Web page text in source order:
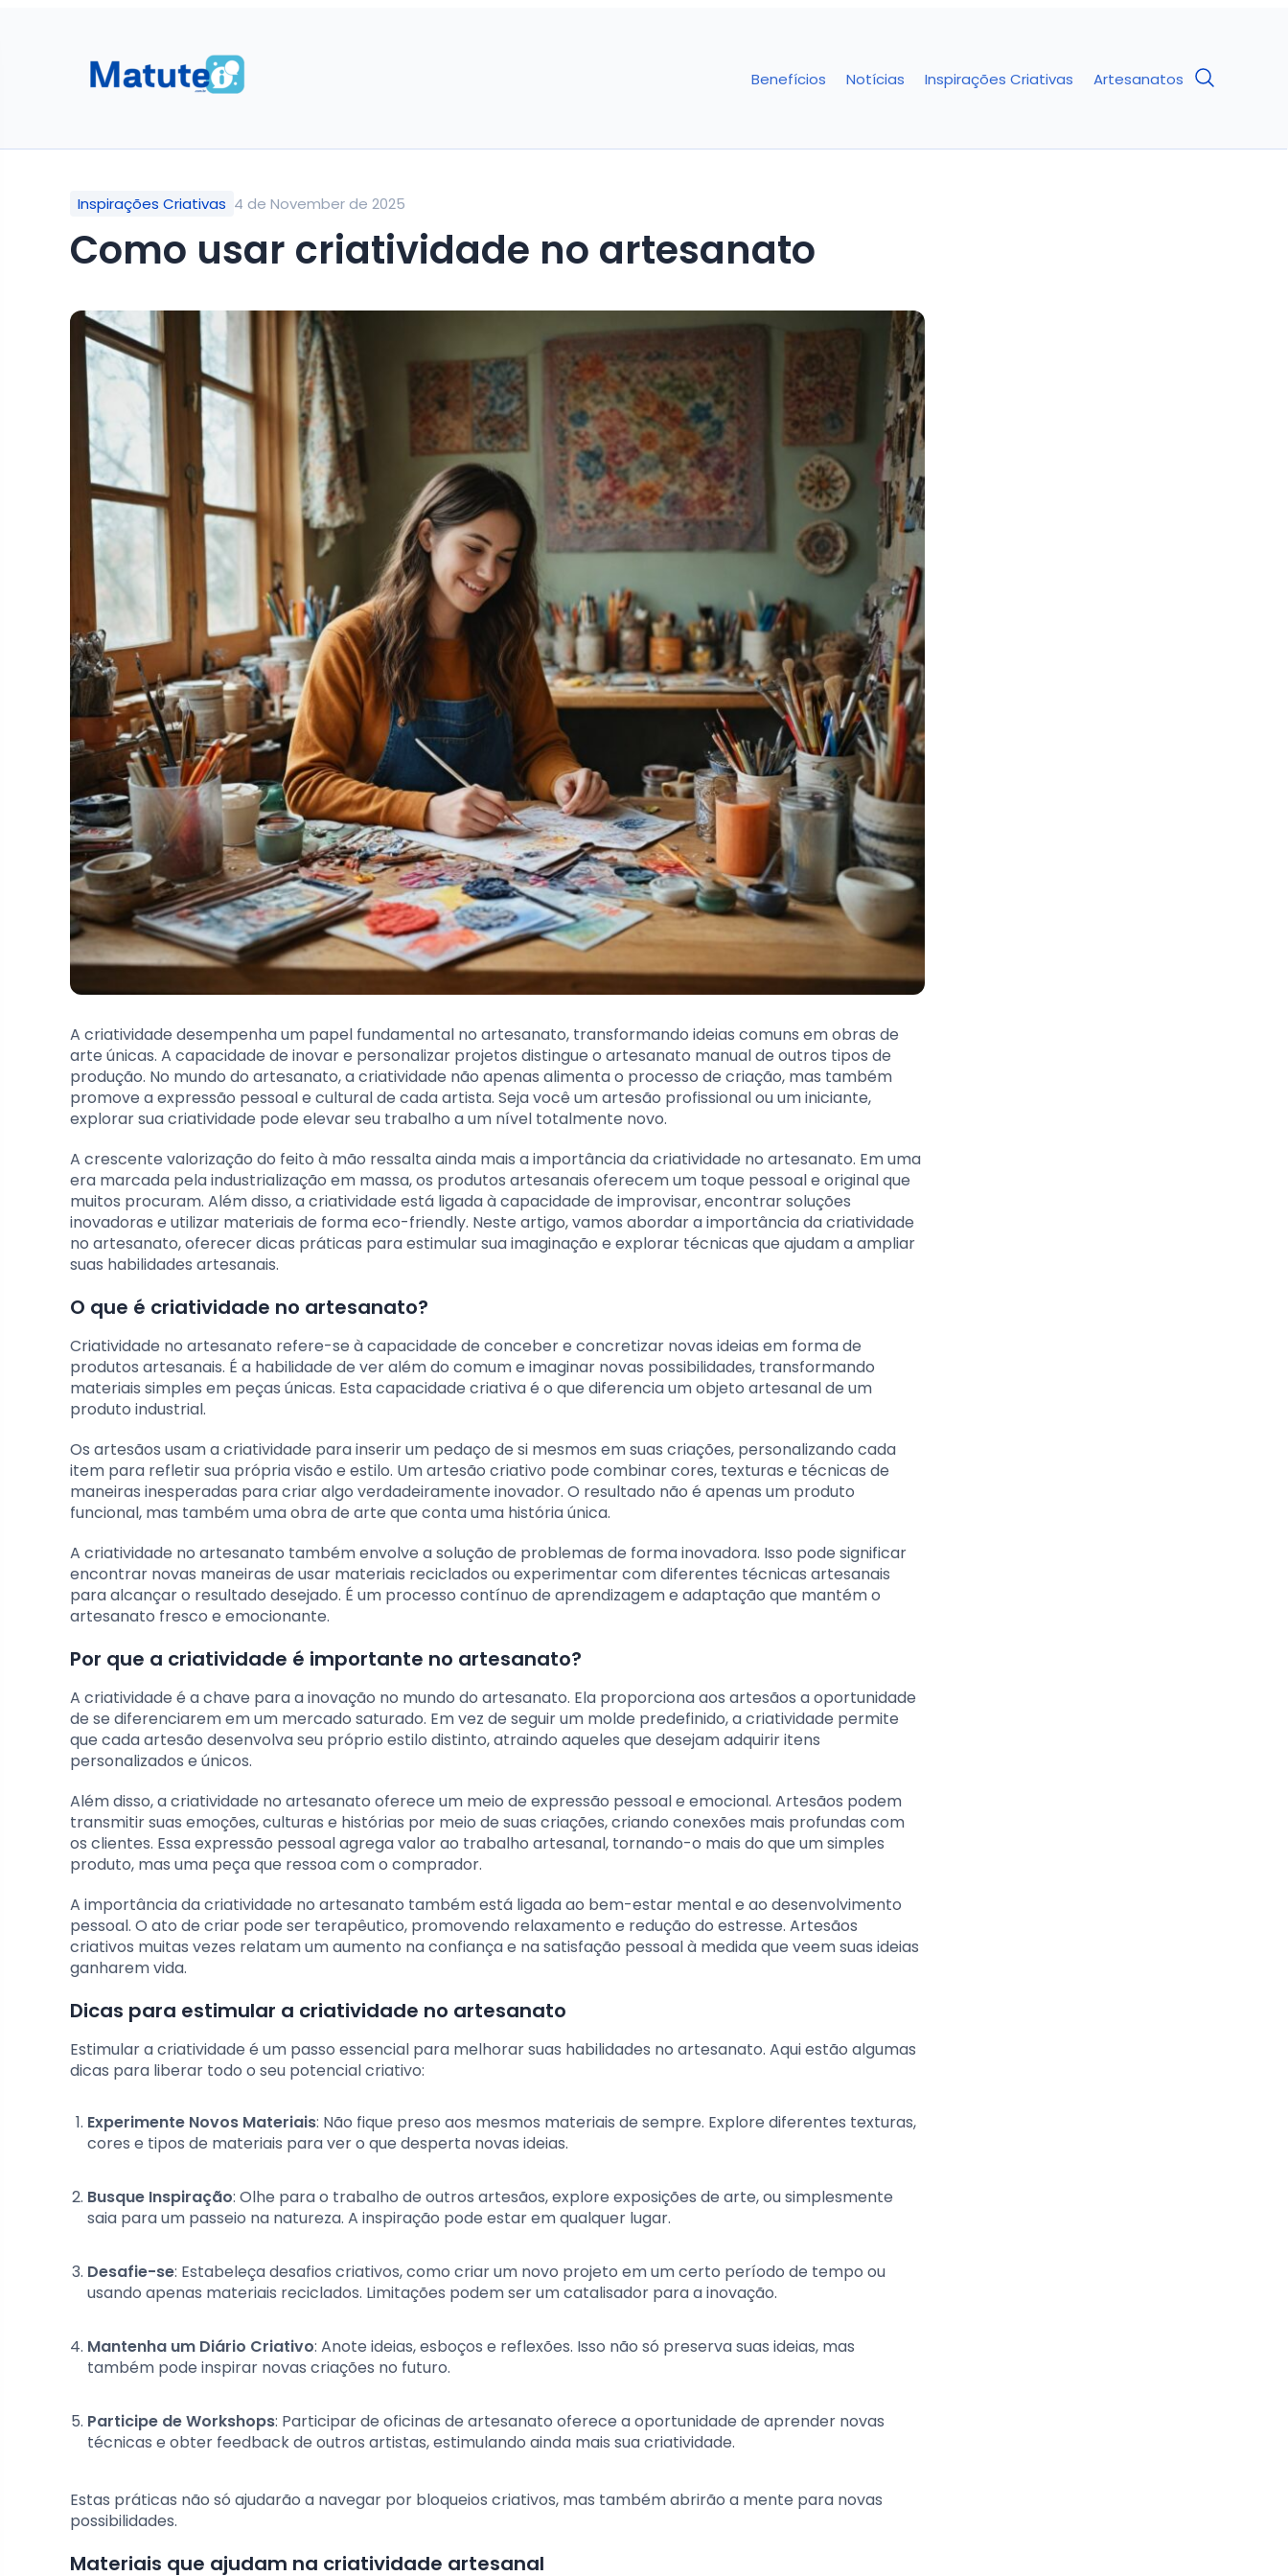
Benefícios Notícias Inspirações Criativas Artesanatos
Inspirações Criativas 4 de November de 2025
Como usar criatividade no artesanato
A criatividade desempenha um papel fundamental no artesanato, transformando ideias comuns em obras de
arte únicas. A capacidade de inovar e personalizar projetos distingue o artesanato manual de outros tipos de
produção. No mundo do artesanato, a criatividade não apenas alimenta o processo de criação, mas também
promove a expressão pessoal e cultural de cada artista. Seja você um artesão profissional ou um iniciante,
explorar sua criatividade pode elevar seu trabalho a um nível totalmente novo.
A crescente valorização do feito à mão ressalta ainda mais a importância da criatividade no artesanato. Em uma
era marcada pela industrialização em massa, os produtos artesanais oferecem um toque pessoal e original que
muitos procuram. Além disso, a criatividade está ligada à capacidade de improvisar, encontrar soluções
inovadoras e utilizar materiais de forma eco-friendly. Neste artigo, vamos abordar a importância da criatividade
no artesanato, oferecer dicas práticas para estimular sua imaginação e explorar técnicas que ajudam a ampliar
suas habilidades artesanais.
O que é criatividade no artesanato?
Criatividade no artesanato refere-se à capacidade de conceber e concretizar novas ideias em forma de
produtos artesanais. É a habilidade de ver além do comum e imaginar novas possibilidades, transformando
materiais simples em peças únicas. Esta capacidade criativa é o que diferencia um objeto artesanal de um
produto industrial.
Os artesãos usam a criatividade para inserir um pedaço de si mesmos em suas criações, personalizando cada
item para refletir sua própria visão e estilo. Um artesão criativo pode combinar cores, texturas e técnicas de
maneiras inesperadas para criar algo verdadeiramente inovador. O resultado não é apenas um produto
funcional, mas também uma obra de arte que conta uma história única.
A criatividade no artesanato também envolve a solução de problemas de forma inovadora. Isso pode significar
encontrar novas maneiras de usar materiais reciclados ou experimentar com diferentes técnicas artesanais
para alcançar o resultado desejado. É um processo contínuo de aprendizagem e adaptação que mantém o
artesanato fresco e emocionante.
Por que a criatividade é importante no artesanato?
A criatividade é a chave para a inovação no mundo do artesanato. Ela proporciona aos artesãos a oportunidade
de se diferenciarem em um mercado saturado. Em vez de seguir um molde predefinido, a criatividade permite
que cada artesão desenvolva seu próprio estilo distinto, atraindo aqueles que desejam adquirir itens
personalizados e únicos.
Além disso, a criatividade no artesanato oferece um meio de expressão pessoal e emocional. Artesãos podem
transmitir suas emoções, culturas e histórias por meio de suas criações, criando conexões mais profundas com
os clientes. Essa expressão pessoal agrega valor ao trabalho artesanal, tornando-o mais do que um simples
produto, mas uma peça que ressoa com o comprador.
A importância da criatividade no artesanato também está ligada ao bem-estar mental e ao desenvolvimento
pessoal. O ato de criar pode ser terapêutico, promovendo relaxamento e redução do estresse. Artesãos
criativos muitas vezes relatam um aumento na confiança e na satisfação pessoal à medida que veem suas ideias
ganharem vida.
Dicas para estimular a criatividade no artesanato
Estimular a criatividade é um passo essencial para melhorar suas habilidades no artesanato. Aqui estão algumas
dicas para liberar todo o seu potencial criativo:
Experimente Novos Materiais: Não fique preso aos mesmos materiais de sempre. Explore diferentes texturas,
cores e tipos de materiais para ver o que desperta novas ideias.
Busque Inspiração: Olhe para o trabalho de outros artesãos, explore exposições de arte, ou simplesmente
saia para um passeio na natureza. A inspiração pode estar em qualquer lugar.
Desafie-se: Estabeleça desafios criativos, como criar um novo projeto em um certo período de tempo ou
usando apenas materiais reciclados. Limitações podem ser um catalisador para a inovação.
Mantenha um Diário Criativo: Anote ideias, esboços e reflexões. Isso não só preserva suas ideias, mas
também pode inspirar novas criações no futuro.
Participe de Workshops: Participar de oficinas de artesanato oferece a oportunidade de aprender novas
técnicas e obter feedback de outros artistas, estimulando ainda mais sua criatividade.
Estas práticas não só ajudarão a navegar por bloqueios criativos, mas também abrirão a mente para novas
possibilidades.
Materiais que ajudam na criatividade artesanal